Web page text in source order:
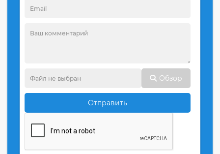
Обзор
Отправить